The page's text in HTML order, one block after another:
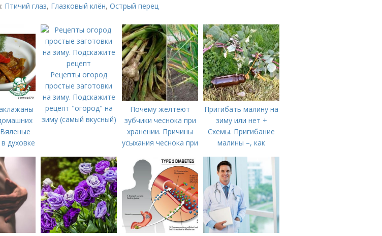
Птичий глаз, Глазковый клён, Острый перец
духовке
на
в
Рецепты огород
простые заготовки
на зиму. Подскажите
рецепт "огород" на
зиму (самый вкусный)
Почему желтеют
зубчики чеснока при
хранении. Причины
усыхания чеснока при
Пригибать малину на
зиму или нет +
Схемы. Пригибание
малины –, как
когда